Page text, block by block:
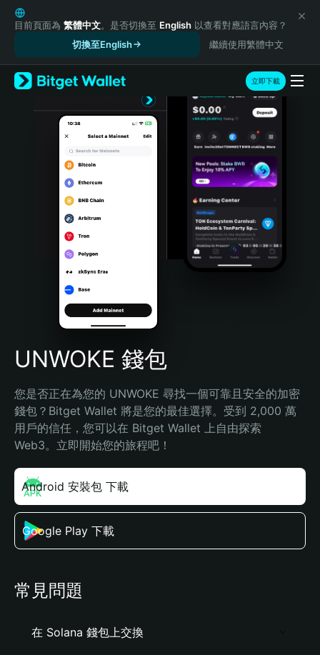
English
日本語
Русский
Español (Latinoamérica)
Türkçe
Português (Portugal)
Bahasa Indonesia
Português (Brasil)
Español (Argentina)
目前頁面為 繁體中文。是否切換至 English 以查看對應語言內容？
切換至English
繼續使用繁體中文
立即下載
UNWOKE 錢包
您是否正在為您的 UNWOKE 尋找一個可靠且安全的加密
錢包？Bitget Wallet 將是您的最佳選擇。受到 2,000 萬
用戶的信任，您可以在 Bitget Wallet 上自由探索
Web3。立即開始您的旅程吧！
Android 安裝包 下載
Google Play 下載
常見問題
在 Solana 錢包上交換